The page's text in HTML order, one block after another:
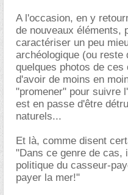
A l'occasion, en y
de nouveaux éléments,
caractériser un peu
archéologique (ou
quelques photos de
d'avoir de moins en
"promener" pour suivre
est en passe d'être
naturels...
Et là, comme disent
"Dans ce genre de cas,
politique du casseur-
payer la mer!"